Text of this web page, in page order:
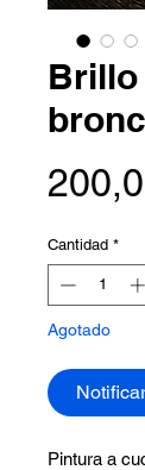
Cantidad *
Agotado
Pintura a